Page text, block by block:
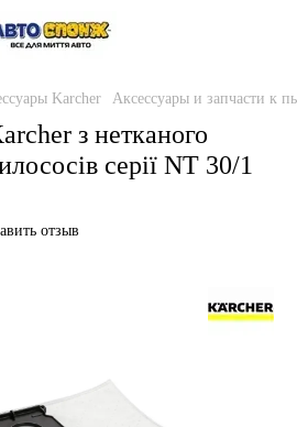
Karcher Аксессуары и запчасти к
з нетканого
серії NT 30/1
отзыв